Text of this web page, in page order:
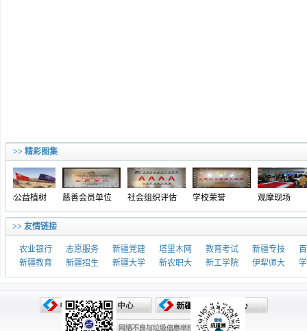
>> 精彩图集
公益植树 慈善会员单位 社会组织评估 学校荣誉 观摩现场
>> 友情链接
农业银行 志愿服务 新疆党建 塔里木网 教育考试 新疆专技
新疆教育
新疆招生 新疆大学 新农职大 新工学院 伊犁师大